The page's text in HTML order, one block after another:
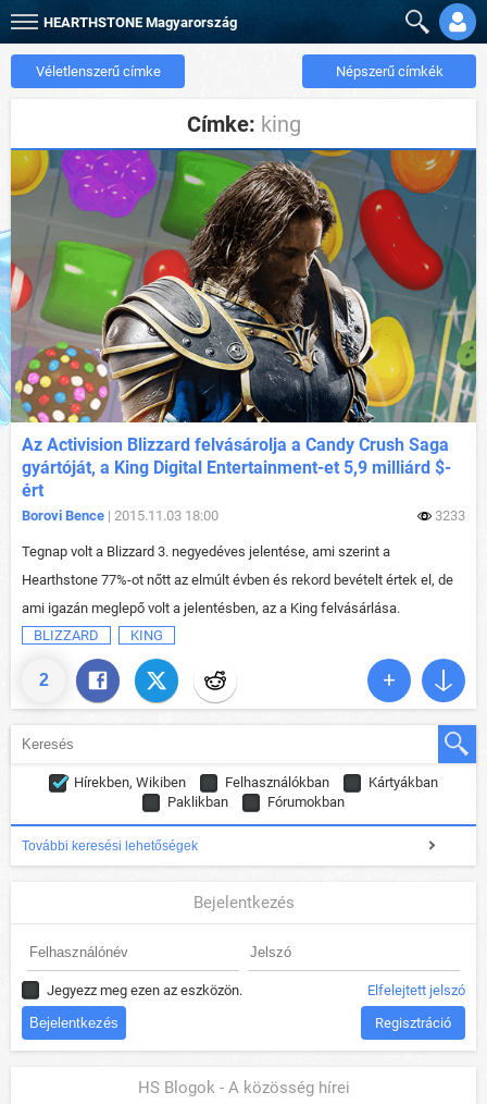
HEARTHSTONE Magyarország
Véletlenszerű címke Népszerű címkék
Címke: king
2
Az Activision Blizzard felvásárolja a Candy Crush Saga
gyártóját, a King Digital Entertainment-et 5,9 milliárd $-
ért
Borovi Bence | 2015.11.03 18:00 3233
Tegnap volt a Blizzard 3. negyedéves jelentése, ami szerint a
Hearthstone 77%-ot nőtt az elmúlt évben és rekord bevételt értek el, de
ami igazán meglepő volt a jelentésben, az a King felvásárlása.
BLIZZARD
KING
Hírekben, Wikiben Felhasználókban
Kártyákban
Paklikban
Fórumokban
További keresési lehetőségek
Bejelentkezés
Jegyezz meg ezen az eszközön. Elfelejtett jelszó
Regisztráció
HS Blogok - A közösség hírei